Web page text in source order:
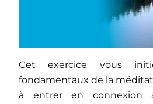
Cet exercice vous
fondamentaux de la
à entrer en connexion